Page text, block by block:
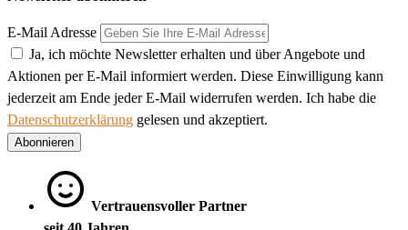
E-Mail Adresse
Ja, ich möchte Newsletter erhalten und über Angebote und
Aktionen per E-Mail informiert werden. Diese Einwilligung kann
jederzeit am Ende jeder E-Mail widerrufen werden. Ich habe die
Datenschutzerklärung gelesen und akzeptiert.
Abonnieren
Vertrauensvoller Partner